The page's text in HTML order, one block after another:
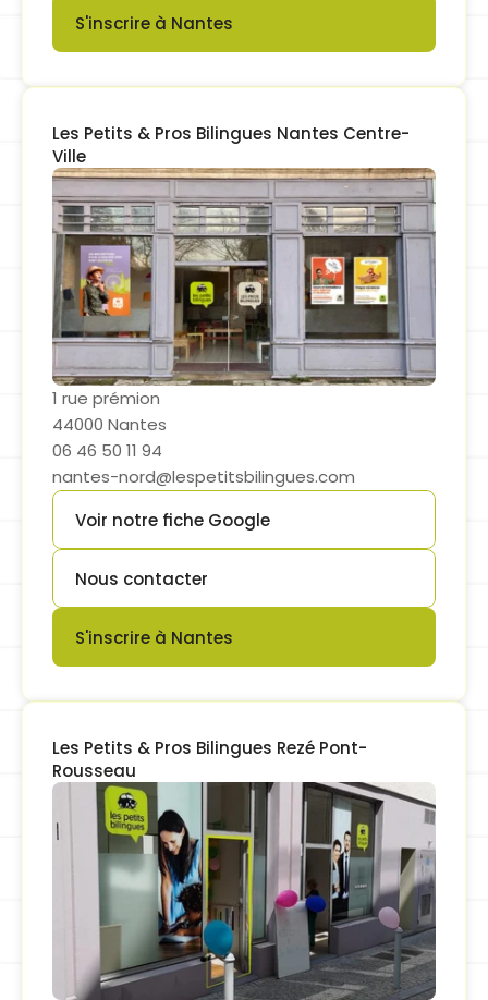
S'inscrire à Nantes
Les Petits & Pros Bilingues Nantes Centre-
Ville
1 rue prémion
44000 Nantes
06 46 50 11 94
nantes-nord@lespetitsbilingues.com
Voir notre fiche Google
Button
Nous contacter
Button
S'inscrire à Nantes
Les Petits & Pros Bilingues Rezé Pont-
Rousseau